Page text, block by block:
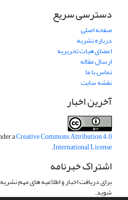
دسترسی سریع
صفحه اصلی
درباره نشریه
اعضای هیات تحریریه
ارسال مقاله
تماس با ما
نقشه سایت
آخرین اخبار
aCreative Commons Attribution 4.0
International License
.
اشتراک خبرنامه
برای دریافت اخبار و اطلاعیه های مهم
شوید.